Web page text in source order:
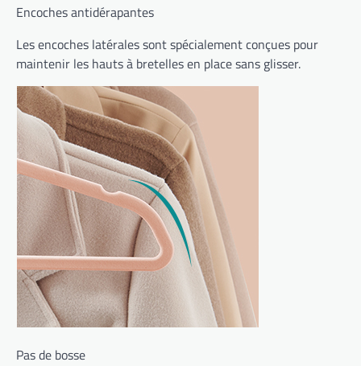
Encoches antidérapantes
Les encoches latérales sont spécialement conçues pour
maintenir les hauts à bretelles en place sans glisser.
Pas de bosse